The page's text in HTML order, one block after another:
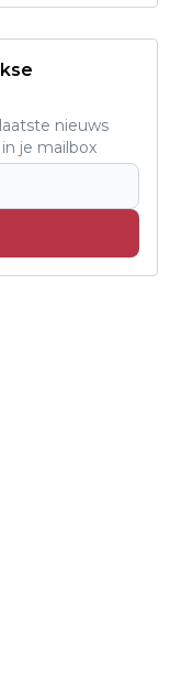
nieuws
je mailbox